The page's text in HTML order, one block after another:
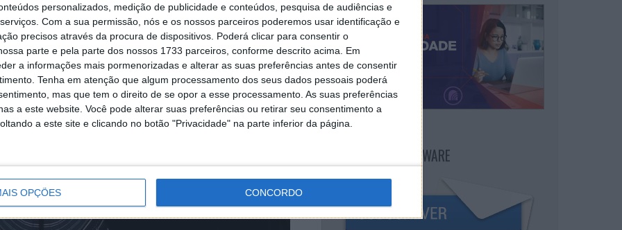
personalizados, medição de publicidade e conteúdos, pesquisa de audiências e
Com a sua permissão, nós e os nossos parceiros poderemos usar identificação e
precisos através da procura de dispositivos. Poderá clicar para consentir o
parte e pela parte dos nossos 1733 parceiros, conforme descrito acima. Em
a informações mais pormenorizadas e alterar as suas preferências antes de consentir
Tenha em atenção que algum processamento dos seus dados pessoais poderá
mas que tem o direito de se opor a esse processamento. As suas preferências
a este website. Você pode alterar suas preferências ou retirar seu consentimento a
a este site e clicando no botão "Privacidade" na parte inferior da página.
OPÇÕES CONCORDO
Infernum foi propositadamente desenhado para
para os jogadores. Desde paisagens sonoras
detalhados, o jogo mergulha os
onde a única fuga vai se encontrar bem
mente.
vai navegar por dimensões em colapso e desvendar a
que será uma verdadeira experiência de terror e
narrativa construída de propósito para ajudar a criar
NEWSLETTER PPLWARE